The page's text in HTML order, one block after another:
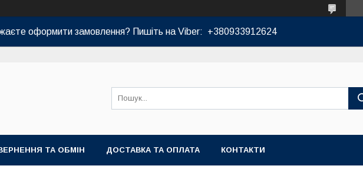
оформити замовлення? Пишіть на Viber: +380933912624
ТА ОБМІН ДОСТАВКА ТА ОПЛАТА КОНТАКТИ